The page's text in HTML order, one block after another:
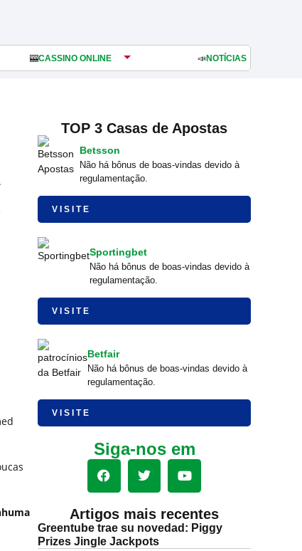
🎰CASSINO ONLINE 📣NOTÍCIAS
.
TOP 3 Casas de Apostas
Betsson
Não há bônus de boas-vindas devido à
regulamentação.
VISITE
Sportingbet
Não há bônus de boas-vindas devido à
regulamentação.
VISITE
Betfair
Não há bônus de boas-vindas devido à
regulamentação.
VISITE
Siga-nos em
Artigos mais recentes
Greentube trae su novedad: Piggy
Prizes Jingle Jackpots